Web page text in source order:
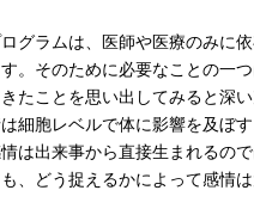
グラムは、医師や医療のみに
。そのために必要なことの一
たことを思い出してみると深い
細胞レベルで体に影響を及ぼ
は出来事から直接生まれるの
、どう捉えるかによって感情